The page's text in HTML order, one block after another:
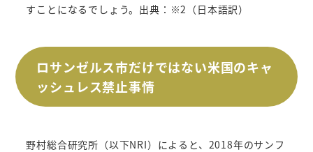
すことになるでしょう。出典：※2（日本語訳）
ロサンゼルス市だけではない米国のキャ
ッシュレス禁止事情
野村総合研究所（以下NRI）によると、2018年のサンフ